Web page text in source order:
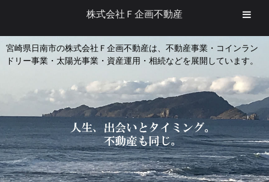
宮崎県日南市の株式会社Ｆ企画不動産は、不動産事業・コインラン
ドリー事業・太陽光事業・資産運用・相続などを展開しています。
株式会社Ｆ企画不動産